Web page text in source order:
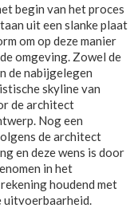
begin van het proces
uit een slanke plaat
om op deze manier
omgeving. Zowel de
de nabijgelegen
skyline van
de architect
Nog een
de architect
en deze wens is door
in het
houdend met
uitvoerbaarheid.